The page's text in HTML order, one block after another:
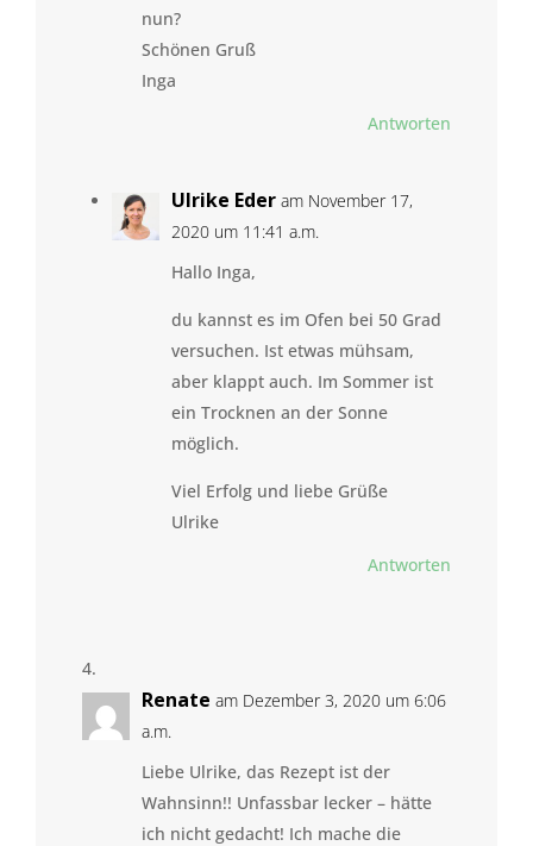
nun?
Schönen Gruß
Inga
Antworten
Ulrike Eder am November 17,
2020 um 11:41 a.m.
Hallo Inga,
du kannst es im Ofen bei 50 Grad
versuchen. Ist etwas mühsam,
aber klappt auch. Im Sommer ist
ein Trocknen an der Sonne
möglich.
Viel Erfolg und liebe Grüße
Ulrike
Antworten
Renate am Dezember 3, 2020 um 6:06
a.m.
Liebe Ulrike, das Rezept ist der
Wahnsinn!! Unfassbar lecker – hätte
ich nicht gedacht! Ich mache die